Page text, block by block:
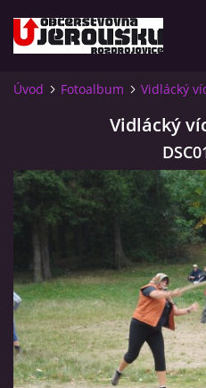
VIDLÁCKÝ VÍCEBOJ 2023 -
OTEVÍRACÍ DOBA
VIDLÁCKÝ VÍCEBOJ 2020 -
DRBNY 4/2020
Úvod Fotoalbum Vidlácký
Vidlácký